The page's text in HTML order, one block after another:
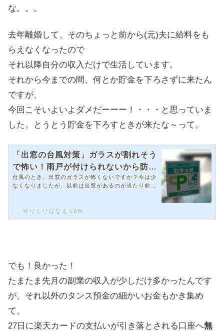
な。。。
去年離婚して、そのちょっと前から(元)夫に給料をも
らえなくなったので
それ以降自分の収入だけで生活しています。
それから今までの間、何とか貯金を下ろさずに来たん
ですが、
今回こそいよいよダメだーーー！・・・と思っていま
した。とうとう貯金を下ろすときが来たな～って。
「出窓の台風対策」ガラスが割れそう
で怖い！雨戸が付けられないから防犯
ガラスに交換した手順と金額
台風のとき、出窓のガラスが怖くないですか？今は少
なくなりましたが、以前は出窓があるのが当たり前な
れなカーテンをかけて、可愛い雑貨を飾って・・・な
んて夢が膨らんでいました。が、しかし！関西を襲っ
切って大金をはたいて(...
やりくりななえ.com
でも！良かった！
たまたま先月の副業の収入が少しだけ多かったんです
が、それ以外のタンス預金の細かいお金もかき集め
て、
27日に楽天カードの支払いが引き落とされる口座へ無